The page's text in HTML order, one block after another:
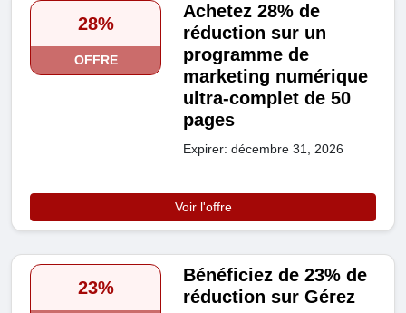
28%
OFFRE
Achetez 28% de
réduction sur un
programme de
marketing numérique
ultra-complet de 50
pages
Expirer: décembre 31, 2026
Voir l'offre
23%
Bénéficiez de 23% de
réduction sur Gérez